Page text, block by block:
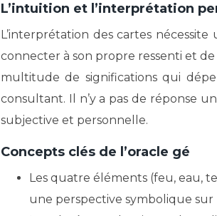
L’intuition et l’interprétation
L’interprétation des cartes
connecter à son propre ressenti et de
multitude de significations qui
consultant. Il n’y a pas de réponse
subjective et personnelle.
Concepts clés de l’oracle gé
Les quatre éléments (feu, eau,
une perspective symbolique sur